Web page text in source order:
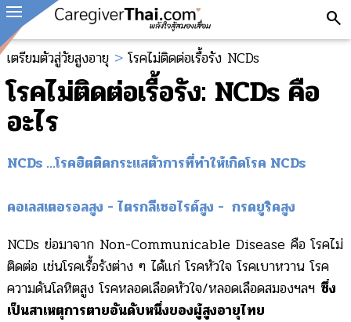
search
เตรียมตัวสู่วัยสูงอายุ>โรคไม่ติดต่อเรื้อรัง NCDs
โรคไม่ติดต่อเรื้อรัง: NCDs คือ
อะไร
NCDs …โรคฮิตติดกระแสตัวการที่ทำให้เกิดโรค NCDs
คอเลสเตอรอลสูง - ไตรกลีเซอไรด์สูง - กรดยูริคสูง
NCDs ย่อมาจาก Non-Communicable Disease คือ โรคไม่
ติดต่อ เช่นโรคเรื้อรังต่าง ๆ ได้แก่ โรคหัวใจ โรคเบาหวาน โรค
ความดันโลหิตสูง โรคหลอดเลือดหัวใจ/หลอดเลือดสมองฯลฯ ซึ่ง
เป็นสาเหตุการตายอันดับหนึ่งของผู้สูงอายุไทย